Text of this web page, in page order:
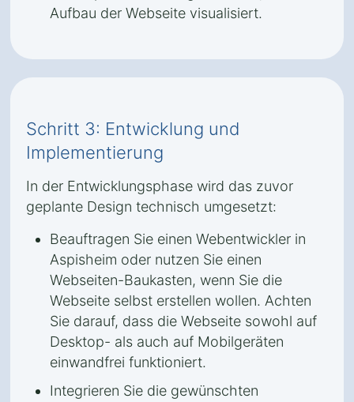
Aufbau der Webseite visualisiert.
Schritt 3: Entwicklung und
Implementierung
In der Entwicklungsphase wird das zuvor
geplante Design technisch umgesetzt:
Beauftragen Sie einen Webentwickler in
Aspisheim oder nutzen Sie einen
Webseiten-Baukasten, wenn Sie die
Webseite selbst erstellen wollen. Achten
Sie darauf, dass die Webseite sowohl auf
Desktop- als auch auf Mobilgeräten
einwandfrei funktioniert.
Integrieren Sie die gewünschten